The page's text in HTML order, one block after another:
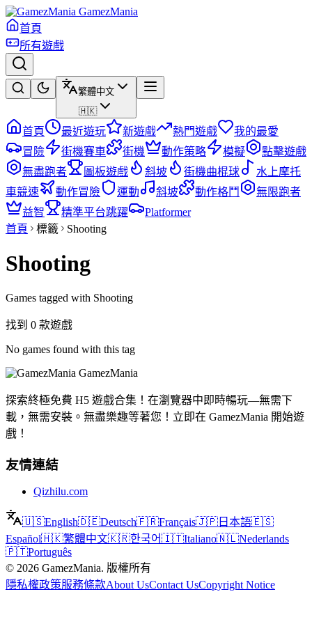
GamezMania
首頁
所有遊戲
繁體中文
🇭🇰
首頁 最近遊玩 新遊戲 熱門遊戲
我的最愛
冒險
街機賽車 街機 動作策略 模擬
點擊遊戲
無盡跑者
圖板遊戲 斜坡 街機曲棍球
水上摩托
車競速
動作冒險 運動 斜坡 動作格鬥
無限跑者
益智
精準平台跳躍
Platformer
首頁
標籤 Shooting
Shooting
Games tagged with Shooting
找到 0 款遊戲
No games found with this tag
GamezMania
探索終極免費 H5 遊戲合集！在瀏覽器中即時暢玩—無需下
載，無需安裝。無盡樂趣等著您！立即在 GamezMania 開始遊
戲！
友情連結
Qizhilu.com
🇺🇸English🇩🇪Deutsch🇫🇷Français🇯🇵 日本語🇪🇸
Español🇭🇰繁體中文🇰🇷한국어🇮🇹Italiano🇳🇱Nederlands
🇵🇹Português
© 2026 GamezMania. 版權所有
隱私權政策服務條款About UsContact UsCopyright Notice